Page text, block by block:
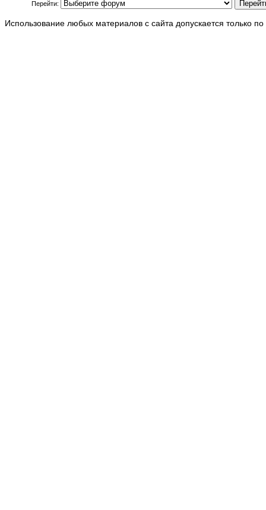
Перейти:
Использование любых материалов с сайта допускается только